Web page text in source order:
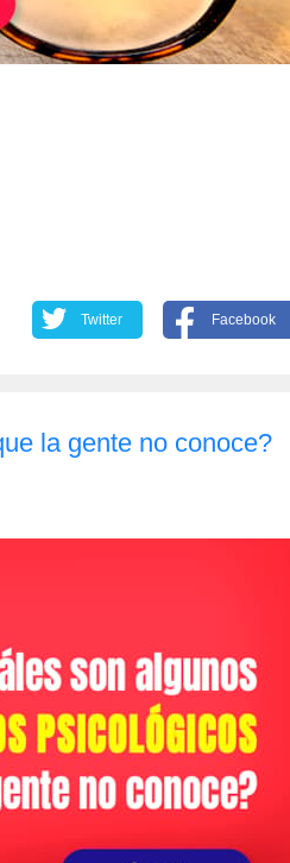
Twitter Facebook
la gente no conoce?